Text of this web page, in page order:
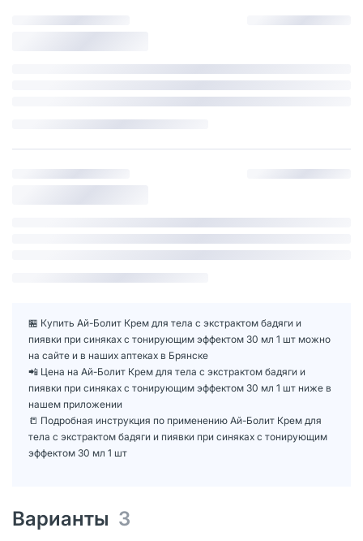
🏪 Купить Ай-Болит Крем для тела с экстрактом бадяги и
пиявки при синяках с тонирующим эффектом 30 мл 1 шт можно
на сайте и в наших аптеках в Брянске
📲 Цена на Ай-Болит Крем для тела с экстрактом бадяги и
пиявки при синяках с тонирующим эффектом 30 мл 1 шт ниже в
нашем приложении
📒 Подробная инструкция по применению Ай-Болит Крем для
тела с экстрактом бадяги и пиявки при синяках с тонирующим
эффектом 30 мл 1 шт
Варианты 3